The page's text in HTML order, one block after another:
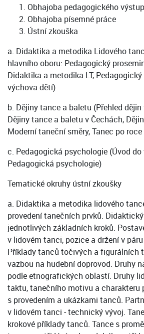
Obhajoba pedagogického
Obhajoba písemné práce
Ústní zkouška
a. Didaktika a metodika Lidového
hlavního oboru: Pedagogický
Didaktika a metodika LT, Pedagogický
výchova dětí)
b. Dějiny tance a baletu (Přehled
Dějiny tance a baletu v Čechách,
Moderní taneční směry, Tanec po
c. Pedagogická psychologie (Úvod
Pedagogická psychologie)
Tematické okruhy ústní zkoušky
a. Didaktika a metodika lidového
provedení tanečních prvků.
jednotlivých základních kroků.
v lidovém tanci, pozice a držení v
Příklady tanců točivých a figurálních
vazbou na hudební doprovod. Druhy
podle etnografických oblastí. Druhy
taktu, tanečního motivu a charakteru
s provedením a ukázkami tanců.
v lidovém tanci - technický vývoj.
krokové příklady tanců. Tance s